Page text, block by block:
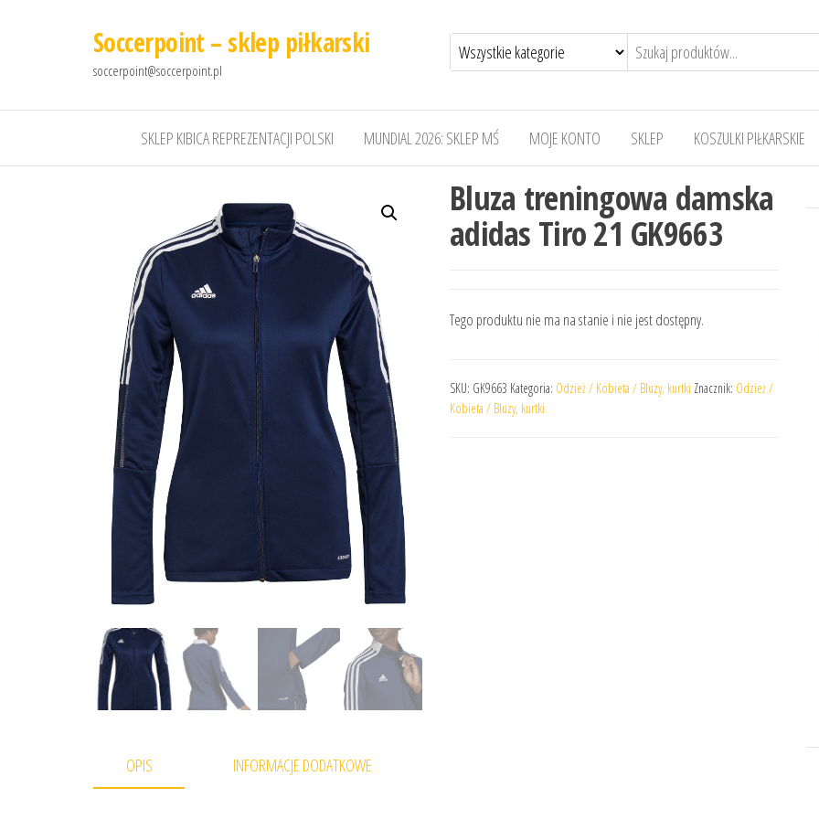
Soccerpoint – sklep piłkarski
soccerpoint@soccerpoint.pl
SKLEP KIBICA REPREZENTACJI POLSKI MUNDIAL 2026: SKLEP MŚ MOJE KONTO SKLEP KOSZULKI PIŁKARSKIE
Bluza treningowa damska
adidas Tiro 21 GK9663
Tego produktu nie ma na stanie i nie jest dostępny.
SKU: GK9663 Kategoria: Odzież / Kobieta / Bluzy, kurtki Znacznik: Odzież /
Kobieta / Bluzy, kurtki
OPIS INFORMACJE DODATKOWE